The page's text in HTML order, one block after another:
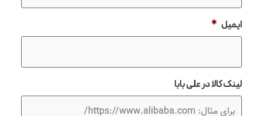
ایمیل *
لینک کالا در علی بابا